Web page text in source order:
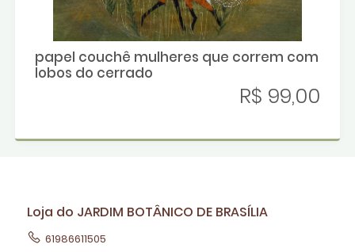
papel couchê mulheres que correm com
lobos do cerrado
R$ 99,00
Loja do JARDIM BOTÂNICO DE BRASÍLIA
61986611505